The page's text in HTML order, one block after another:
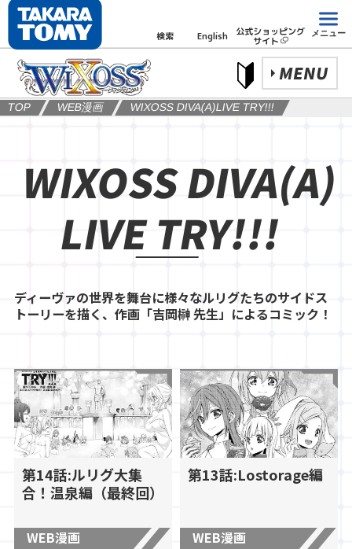
検索 English 公式ショッピング
サイト
メニュー
MENU
TOP WEB漫画 WIXOSS DIVA(A)LIVE TRY!!!
WIXOSS DIVA(A)
LIVE TRY!!!
ディーヴァの世界を舞台に様々なルリグたちのサイドス
トーリーを描く、作画「吉岡榊 先生」によるコミック！
第14話:ルリグ大集
合！温泉編（最終回）
WEB漫画
第13話:Lostorage編
WEB漫画